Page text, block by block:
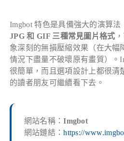
Imgbot 特色是具備強大的演算法
JPG 和 GIF 三種常見圖片格式
象深刻的無損壓縮效果（在大幅
情況下盡量不破壞原有畫質）。
很簡單，而且選項設計上都很清
的讀者朋友可繼續看下去。
網站名稱：Imgbot
網站鏈結：https://